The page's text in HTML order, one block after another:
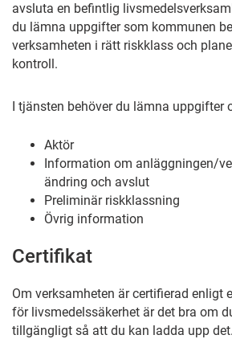
avsluta en befintlig
du lämna uppgifter som kommunen
verksamheten i rätt riskklass och
kontroll.
I tjänsten behöver du lämna uppgifter
Aktör
Information om anläggningen/
ändring och avslut
Preliminär riskklassning
Övrig information
Certifikat
Om verksamheten är certifierad enligt
för livsmedelssäkerhet är det bra om
tillgängligt så att du kan ladda upp det.